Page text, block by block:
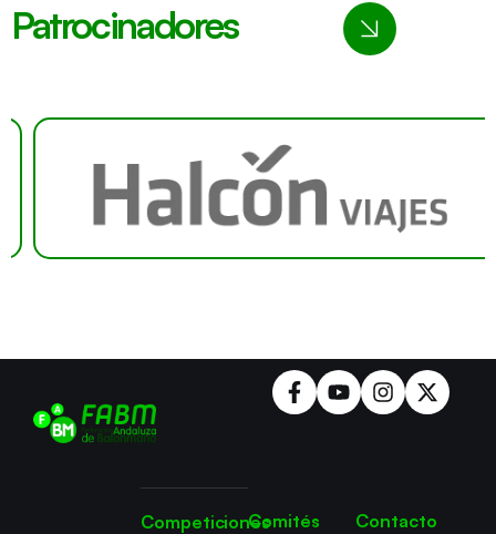
Patrocinadores
CompeticionesComités
Contacto